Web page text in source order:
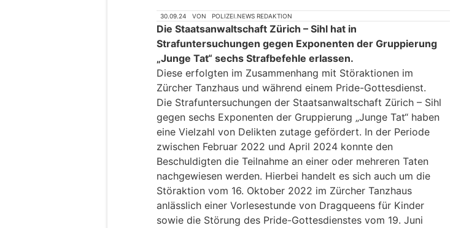
30.09.24 VON POLIZEI.NEWS REDAKTION
Die Staatsanwaltschaft Zürich – Sihl hat in
Strafuntersuchungen gegen Exponenten der Gruppierung
„Junge Tat“ sechs Strafbefehle erlassen.
Diese erfolgten im Zusammenhang mit Störaktionen im
Zürcher Tanzhaus und während einem Pride-Gottesdienst.
Die Strafuntersuchungen der Staatsanwaltschaft Zürich – Sihl
gegen sechs Exponenten der Gruppierung „Junge Tat“ haben
eine Vielzahl von Delikten zutage gefördert. In der Periode
zwischen Februar 2022 und April 2024 konnte den
Beschuldigten die Teilnahme an einer oder mehreren Taten
nachgewiesen werden. Hierbei handelt es sich auch um die
Störaktion vom 16. Oktober 2022 im Zürcher Tanzhaus
anlässlich einer Vorlesestunde von Dragqueens für Kinder
sowie die Störung des Pride-Gottesdienstes vom 19. Juni